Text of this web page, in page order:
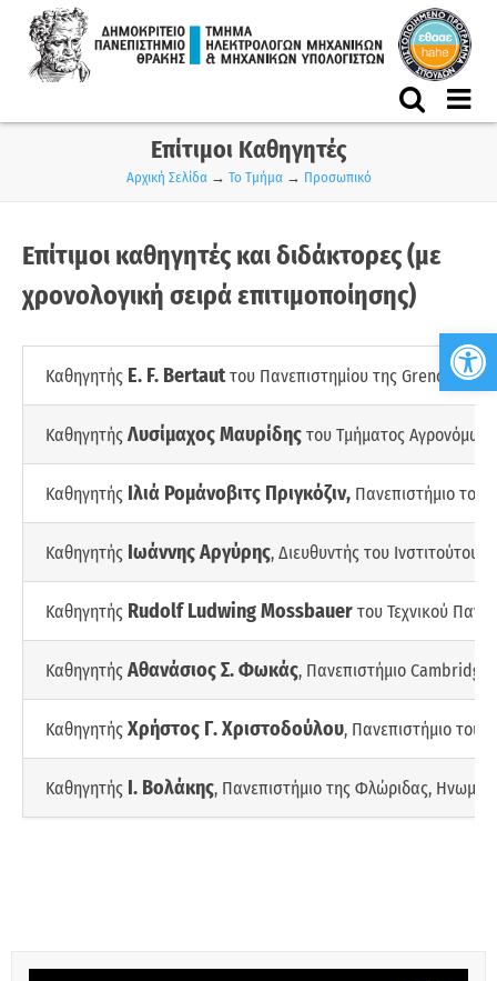
content
Επίτιμοι Καθηγητές
Αρχική Σελίδα→ Το Τμήμα→ Προσωπικό
Επίτιμοι καθηγητές και διδάκτορες (με
χρονολογική σειρά επιτιμοποίησης)
Καθηγητής E. F. Bertautτου Πανεπιστημίου της Grenoble,
ΚαθηγητήςΛυσίμαχος Μαυρίδηςτου Τμήματος
Καθηγητής Ιλιά Ρομάνοβιτς Πριγκόζιν,Πανεπιστήμιο του
Καθηγητής Ιωάννης Αργύρης, Διευθυντής του Ινστιτούτου
Καθηγητής Rudolf Ludwing Mossbauerτου Τεχνικού
Καθηγητής Αθανάσιος Σ. Φωκάς, Πανεπιστήμιο
Καθηγητής Χρήστος Γ. Χριστοδούλου, Πανεπιστήμιο του
Καθηγητής Ι. Βολάκης, Πανεπιστήμιο της Φλώριδας,